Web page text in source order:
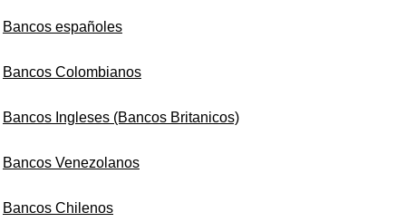
Bancos españoles
Bancos Colombianos
Bancos Ingleses (Bancos Britanicos)
Bancos Venezolanos
Bancos Chilenos